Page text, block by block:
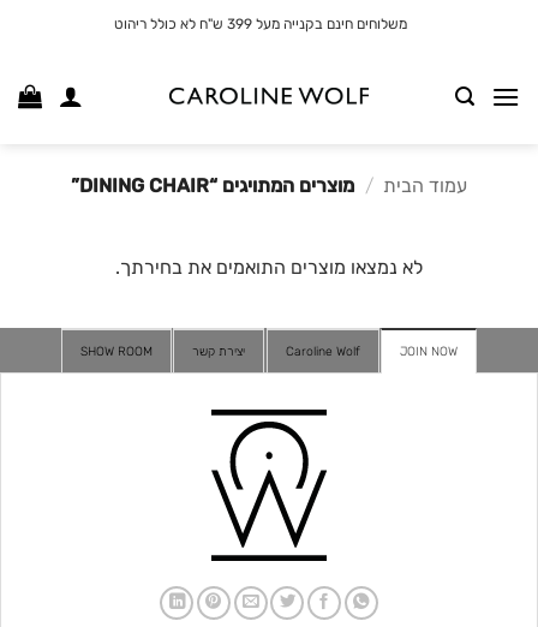
משלוחים חינם בקנייה מעל 399 ש"ח לא כולל ריהוט
עמוד הבית / מוצרים המתויגים “DINING CHAIR”
לא נמצאו מוצרים התואמים את בחירתך.
JOIN NOW
Caroline Wolf יצירת קשר SHOW ROOM